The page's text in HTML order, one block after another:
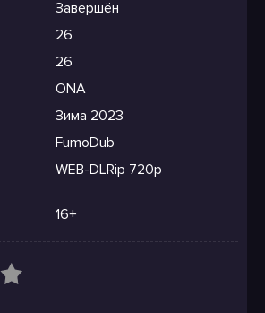
Завершён
26
26
ONA
Зима 2023
FumoDub
WEB-DLRip 720p
16+